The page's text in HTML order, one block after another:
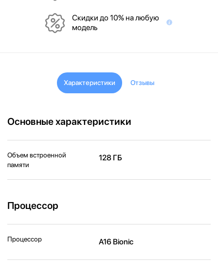
Скидки до 10% на любую
модель
Характеристики Отзывы
Основные характеристики
Объем встроенной
памяти
128 ГБ
Процессор
Процессор A16 Bionic